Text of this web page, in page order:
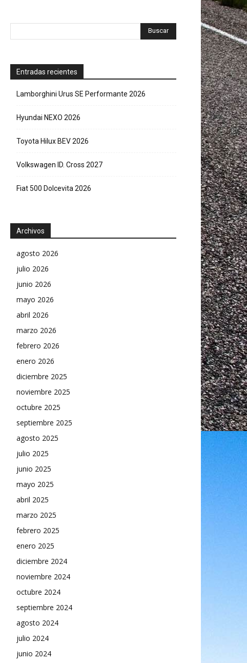
Entradas recientes
Lamborghini Urus SE Performante 2026
Hyundai NEXO 2026
Toyota Hilux BEV 2026
Volkswagen ID. Cross 2027
Fiat 500 Dolcevita 2026
Archivos
agosto 2026
julio 2026
junio 2026
mayo 2026
abril 2026
marzo 2026
febrero 2026
enero 2026
diciembre 2025
noviembre 2025
octubre 2025
septiembre 2025
agosto 2025
julio 2025
junio 2025
mayo 2025
abril 2025
marzo 2025
febrero 2025
enero 2025
diciembre 2024
noviembre 2024
octubre 2024
septiembre 2024
agosto 2024
julio 2024
junio 2024